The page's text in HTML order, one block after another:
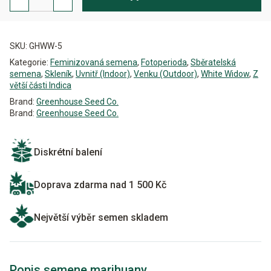
množství
SKU: GHWW-5
Kategorie: Feminizovaná semena, Fotoperioda, Sběratelská
semena, Skleník, Uvnitř (Indoor), Venku (Outdoor), White Widow, Z
větší části Indica
Brand: Greenhouse Seed Co.
Brand: Greenhouse Seed Co.
Diskrétní balení
Doprava zdarma nad 1 500 Kč
Největší výběr semen skladem